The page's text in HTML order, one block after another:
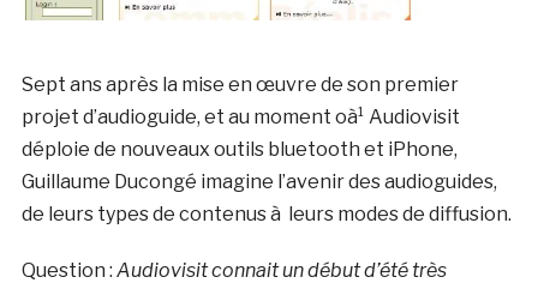
Sept ans après la mise en œuvre de son premier
projet d’audioguide, et au moment oà¹ Audiovisit
déploie de nouveaux outils bluetooth et iPhone,
Guillaume Ducongé imagine l’avenir des audioguides,
de leurs types de contenus à leurs modes de diffusion.
Question : Audiovisit connait un début d’été très